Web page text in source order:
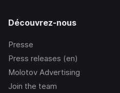
Découvrez-nous
Presse
Press releases (en)
Molotov Advertising
Join the team